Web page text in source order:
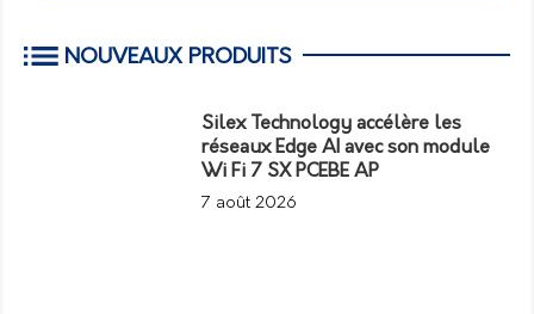
NOUVEAUX PRODUITS
Silex Technology accélère les
réseaux Edge AI avec son module
Wi Fi 7 SX PCEBE AP
7 août 2026